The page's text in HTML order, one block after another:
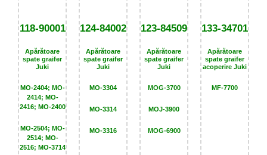
118-90001
Apărătoare
spate graifer
Juki
MO-2404; MO-
2414; MO-
2416; MO-2400
MO-2504; MO-
2514; MO-
2516; MO-3714
124-84002
Apărătoare
spate graifer
Juki
MO-3304
MO-3314
MO-3316
123-84509
Apărătoare
spate graifer
Juki
MOG-3700
MOJ-3900
MOG-6900
133-34701
Apărătoare
spate graifer
acoperire Juki
MF-7700